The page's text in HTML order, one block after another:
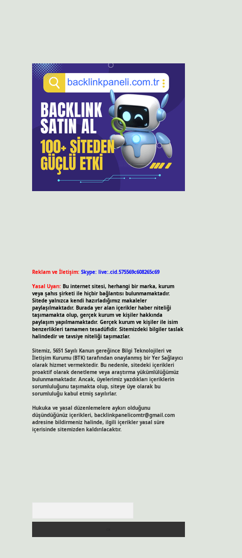
Reklam ve İletişim: Skype: live:.cid.575569c608265c69
Yasal Uyarı: Bu internet sitesi, herhangi bir marka, kurum
veya şahıs şirketi ile hiçbir bağlantısı bulunmamaktadır.
Sitede yalnızca kendi hazırladığımız makaleler
paylaşılmaktadır. Burada yer alan içerikler haber niteliği
taşımamakta olup, gerçek kurum ve kişiler hakkında
paylaşım yapılmamaktadır. Gerçek kurum ve kişiler ile isim
benzerlikleri tamamen tesadüfidir. Sitemizdeki bilgiler taslak
halindedir ve tavsiye niteliği taşımazlar.
Sitemiz, 5651 Sayılı Kanun gereğince Bilgi Teknolojileri ve
İletişim Kurumu (BTK) tarafından onaylanmış bir Yer Sağlayıcı
olarak hizmet vermektedir. Bu nedenle, sitedeki içerikleri
proaktif olarak denetleme veya araştırma yükümlülüğümüz
bulunmamaktadır. Ancak, üyelerimiz yazdıkları içeriklerin
sorumluluğunu taşımakta olup, siteye üye olarak bu
sorumluluğu kabul etmiş sayılırlar.
Hukuka ve yasal düzenlemelere aykırı olduğunu
düşündüğünüz içerikleri, backlinkpanelicomtr@gmail.com
adresine bildirmeniz halinde, ilgili içerikler yasal süre
içerisinde sitemizden kaldırılacaktır.